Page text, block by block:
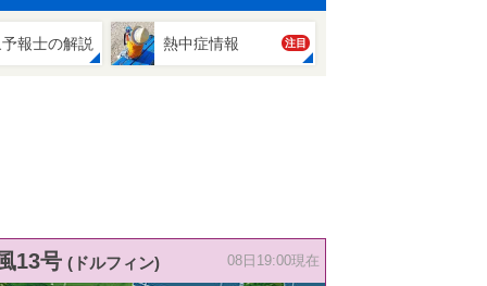
報士の解説 熱中症情報 注目
13号 (ドルフィン) 08日19:00現在